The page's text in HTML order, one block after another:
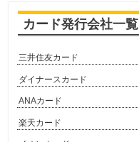
カード発行会社一覧
三井住友カード
ダイナースカード
ANAカード
楽天カード